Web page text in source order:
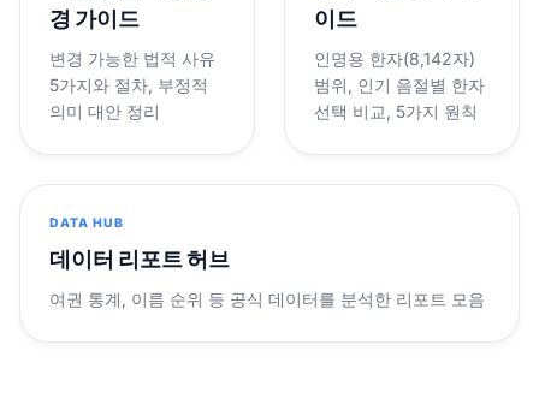
경 가이드
변경 가능한 법적 사유
5가지와 절차, 부정적
의미 대안 정리
이드
인명용 한자(8,142자)
범위, 인기 음절별 한자
선택 비교, 5가지 원칙
DATA HUB
데이터 리포트 허브
여권 통계, 이름 순위 등 공식 데이터를 분석한 리포트 모음